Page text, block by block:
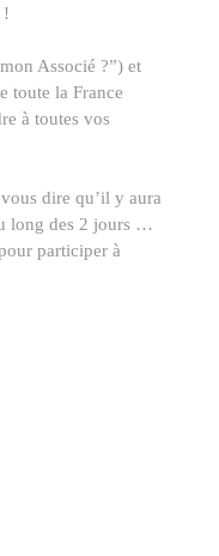
!
Associé ?”) et
toute la France
à toutes vos
dire qu’il y aura
long des 2 jours …
participer à